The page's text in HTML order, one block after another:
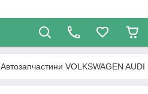
Автозапчастини VOLKSWAGEN AUDI